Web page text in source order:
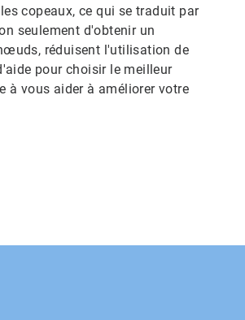
copeaux, ce qui se traduit par
seulement d'obtenir un
réduisent l'utilisation de
pour choisir le meilleur
à vous aider à améliorer votre